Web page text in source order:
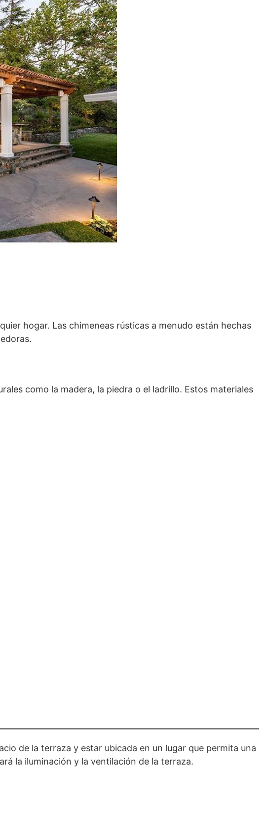
hogar. Las chimeneas rústicas a menudo están hechas
como la madera, la piedra o el ladrillo. Estos materiales
de la terraza y estar ubicada en un lugar que permita una
la iluminación y la ventilación de la terraza.